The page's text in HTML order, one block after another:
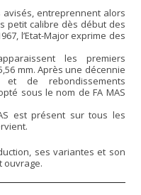
avisés, entreprennent alors
petit calibre dès début des
l’Etat-Major exprime des
les premiers
mm. Après une décennie
et de rebondissements
sous le nom de FA MAS
est présent sur tous les
ses variantes et son
ouvrage.